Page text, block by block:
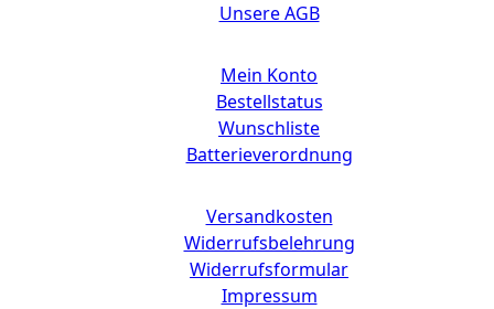
Unsere AGB
Mein Konto
Bestellstatus
Wunschliste
Batterieverordnung
Versandkosten
Widerrufsbelehrung
Widerrufsformular
Impressum